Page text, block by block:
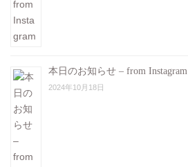
本日のお知らせ – from Instagram
2024年10月18日